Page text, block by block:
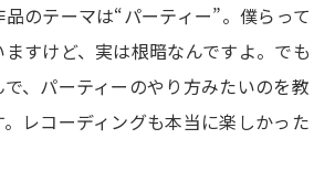
品のテーマは“パーティー”。僕らって
すけど、実は根暗なんですよ。でも
、パーティーのやり方みたいのを教
レコーディングも本当に楽しかった